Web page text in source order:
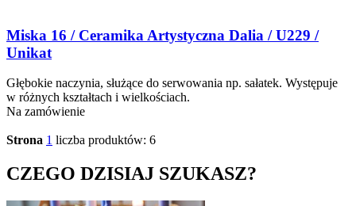
Miska 16 / Ceramika Artystyczna Dalia / U229 /
Unikat
Głębokie naczynia, służące do serwowania np. sałatek. Występuje
w różnych kształtach i wielkościach.
Na zamówienie
Strona 1 liczba produktów: 6
CZEGO DZISIAJ SZUKASZ?